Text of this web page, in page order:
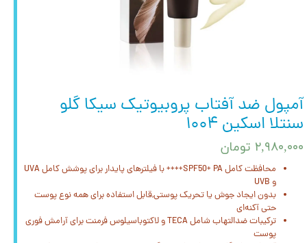
آمپول ضد آفتاب پروبیوتیک سیکا گلو
سنتلا اسکین ۱۰۰۴
۲,۹۸۰,۰۰۰ تومان
محافظت کامل SPF50+ PA++++ با فیلترهای پایدار برای پوشش کامل UVA
و UVB
بدون ایجاد جوش یا تحریک پوستی,قابل‌ استفاده برای همه نوع پوست
حتی آکنه‌ای
ترکیبات ضدالتهاب شامل TECA و لاکتوباسیلوس فرمنت برای آرامش فوری
پوست